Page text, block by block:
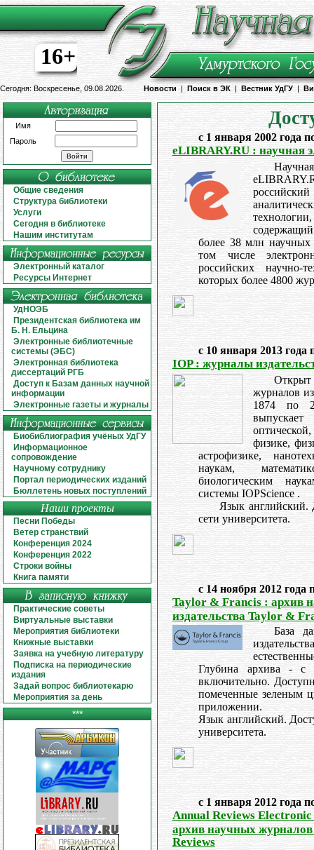
16+
Сегодня: Воскресенье, 09.08.2026. Новости | Поиск в ЭК | Вестник УдГУ |
Имя
Пароль
Общие сведения
Структура библиотеки
Услуги
Сегодня в библиотеке
Нашим институтам
Электронный каталог
Ресурсы Интернет
УдНОЭБ
Президентская библиотека им
Б. Н. Ельцина
Электронные библиотечные
системы (ЭБС)
Электронная библиотека
диссертаций РГБ
Доступ к Базам данных научной
информации
Электронные газеты и журналы
Биобиблиография учёных УдГУ
Информационное
сопровождение
Научному сотруднику
Портал периодических изданий
Бюллетень новых поступлений
Наши проекты
Песни Победы
Ветер странствий
Конференция 2024
Конференция 2022
Строки войны
Книга памяти
Практические советы
Виртуальные выставки
Мероприятия библиотеки
Книжные выставки
Заявка на учебную литературу
Подписка на периодические
издания
Задай вопрос библиотекарю
Мероприятия за день
***
с 1 января 2002 года
eLIBRARY.RU : научная
более 38 млн
том числе
российских научно-
которых более 4800
с 10 января 2013 года
IOP : журналы
журналов
1874 по
физике,
астрофизике,
наукам,
биологическим
системы IOPScience .
Язык английский.
сети университета.
с 14 ноября 2012 года
Taylor & Francis : архив
издательства Taylor &
База
Глубина архива -
включительно.
помеченные зеленым
приложении.
Язык английский.
университета.
с 1 января 2012 года
Annual Reviews
архив научных журналов
Reviews